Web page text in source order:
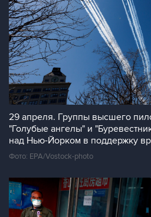
29 апреля. Группы высшего
"Голубые ангелы" и
над Нью-Йорком в поддержку
Фото: EPA/Vostock-photo